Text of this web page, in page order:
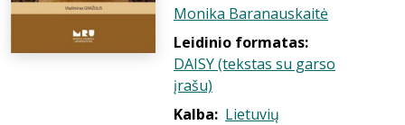
Monika Baranauskaitė
Leidinio formatas:
DAISY (tekstas su garso
įrašu)
Kalba: Lietuvių